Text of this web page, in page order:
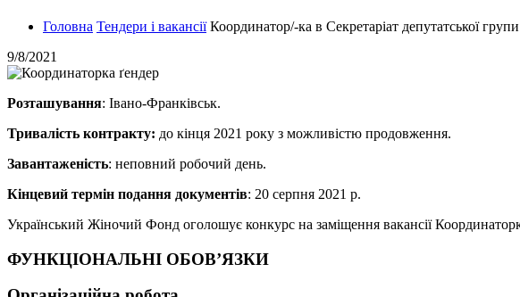
Головна Тендери і вакансії Координатор/-ка в Секретаріат депутатської
9/8/2021
Розташування: Івано-Франківськ.
Тривалість контракту: до кінця 2021 року з можливістю продовження.
Завантаженість: неповний робочий день.
Кінцевий термін подання документів: 20 серпня 2021 р.
Український Жіночий Фонд оголошує конкурс на заміщення вакансії
ФУНКЦІОНАЛЬНІ ОБОВ’ЯЗКИ